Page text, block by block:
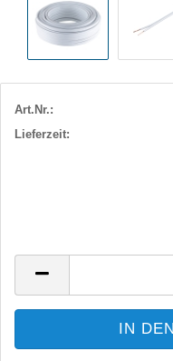
Art.Nr.:
Lieferzeit: